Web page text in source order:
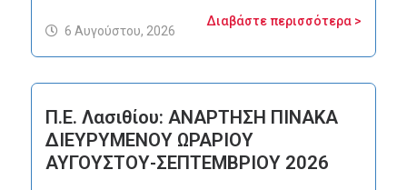
Διαβάστε περισσότερα >
6 Αυγούστου, 2026
Π.Ε. Λασιθίου: ΑΝΑΡΤΗΣΗ ΠΙΝΑΚΑ
ΔΙΕΥΡΥΜΕΝΟΥ ΩΡΑΡΙΟΥ
ΑΥΓΟΥΣΤΟΥ-ΣΕΠΤΕΜΒΡΙΟΥ 2026